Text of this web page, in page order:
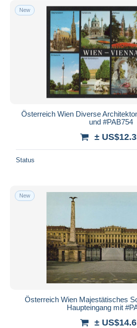
New
Österreich Wien Diverse
und #PAB754
±
Status
New
Österreich Wien Majestätisches
Haupteingang mit
±